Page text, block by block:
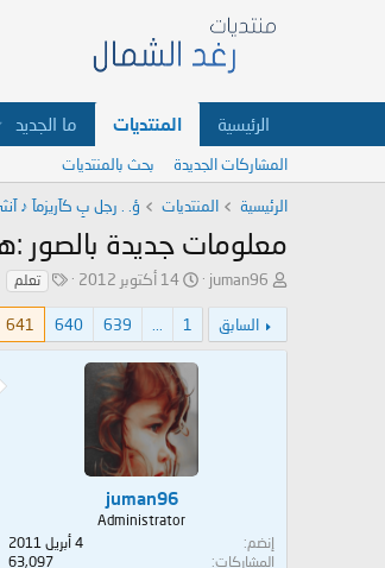
الرئيسية المنتديات ما الجديد
المشاركات الجديدة بحث بالمنتديات
الرئيسية المنتديات ؤ. . رجل بِ كآريزمآ ♪
معلومات جديدة بالصور
ب
د
ئ
juman96
ت
ي
خ
ا
ل
ب
د
ء
14 أكتوبر 2012
ا
س
تعلم
السابق 1
...
639
640
641
juman96
Administrator
إنضم
4 أبريل 2011
المشاركات
63,097